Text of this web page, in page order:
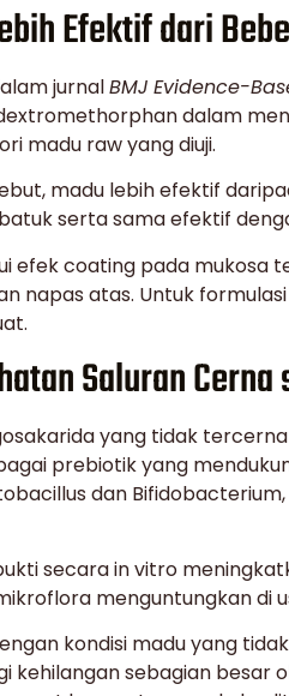
Efektif dari
jurnalBMJ Evidence-
dalam
madu raw yang diuji.
madu lebih efektif
serta sama efektif
efek coating pada mukosa
napas atas. Untuk
Saluran
yang tidak
prebiotik yang
dan
secara in vitro
menguntungkan di
kondisi madu yang
kehilangan sebagian besar